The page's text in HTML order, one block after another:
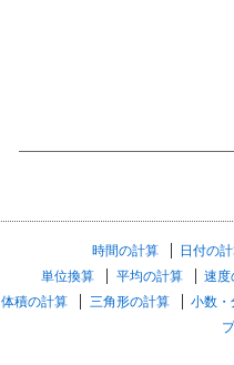
時間の計算 日付の
単位換算
平均の計算 速度
体積の計算
三角形の計算 小数・